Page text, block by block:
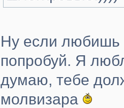
Ну если любишь
попробуй. Я
думаю, тебе
молвизара